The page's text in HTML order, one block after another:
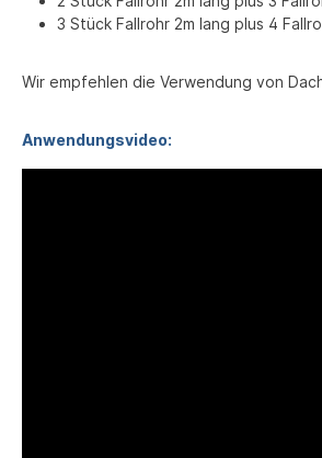
3 Stück Fallrohr 2m lang plus 4
Wir empfehlen die Verwendung von
Anwendungsvideo: